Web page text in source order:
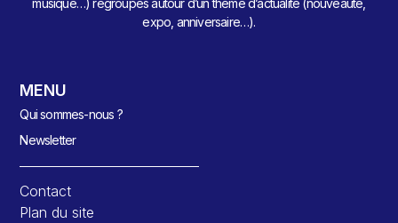
musique…) regroupés autour d’un thème d’actualité (nouveauté,
expo, anniversaire…).
MENU
Qui sommes-nous ?
Newsletter
Contact
Plan du site